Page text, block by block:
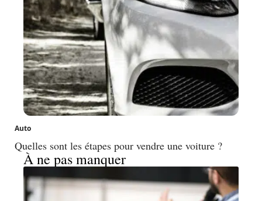
Auto
Quelles sont les étapes pour vendre une voiture ?
À ne pas manquer